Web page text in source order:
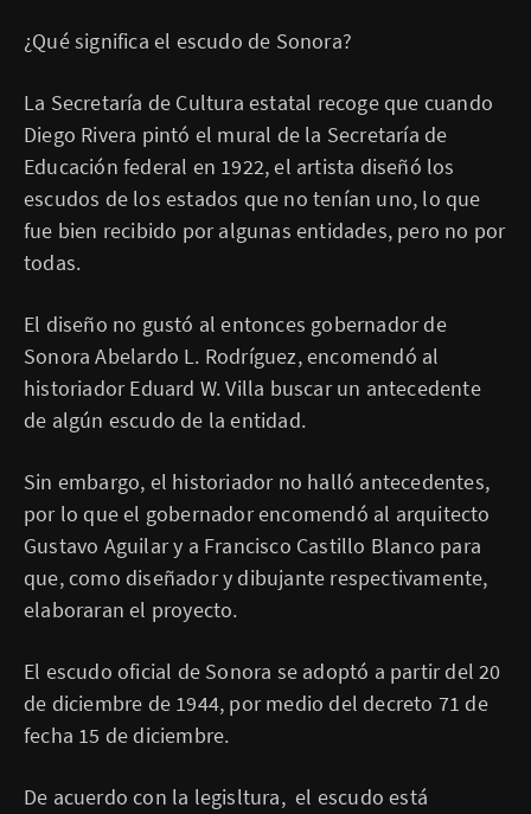
¿Qué significa el escudo de Sonora?
La Secretaría de Cultura estatal recoge que cuando
Diego Rivera pintó el mural de la Secretaría de
Educación federal en 1922, el artista diseñó los
escudos de los estados que no tenían uno, lo que
fue bien recibido por algunas entidades, pero no por
todas.
El diseño no gustó al entonces gobernador de
Sonora Abelardo L. Rodríguez, encomendó al
historiador Eduard W. Villa buscar un antecedente
de algún escudo de la entidad.
Sin embargo, el historiador no halló antecedentes,
por lo que el gobernador encomendó al arquitecto
Gustavo Aguilar y a Francisco Castillo Blanco para
que, como diseñador y dibujante respectivamente,
elaboraran el proyecto.
El escudo oficial de Sonora se adoptó a partir del 20
de diciembre de 1944, por medio del decreto 71 de
fecha 15 de diciembre.
De acuerdo con la legisltura, el escudo está